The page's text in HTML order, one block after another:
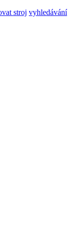
stroj vyhledávání